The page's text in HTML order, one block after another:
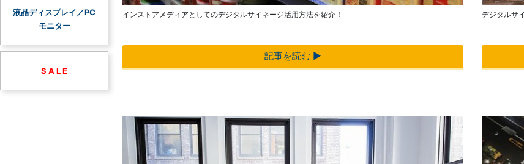
インストアメディアとしてのデジタルサイネージ活用方法を紹介！
記事を読む ▶︎
デジタルサ
液晶ディスプレイ／PC
モニター
S A L E